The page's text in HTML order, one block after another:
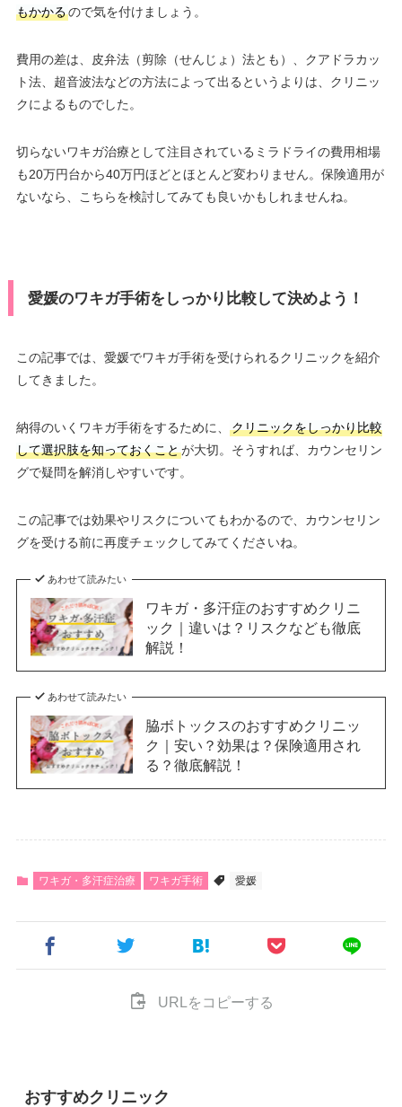
もかかるので気を付けましょう。
費用の差は、皮弁法（剪除（せんじょ）法とも）、クアドラカッ
ト法、超音波法などの方法によって出るというよりは、クリニッ
クによるものでした。
切らないワキガ治療として注目されているミラドライの費用相場
も20万円台から40万円ほどとほとんど変わりません。保険適用が
ないなら、こちらを検討してみても良いかもしれませんね。
愛媛のワキガ手術をしっかり比較して決めよう！
この記事では、愛媛でワキガ手術を受けられるクリニックを紹介
してきました。
納得のいくワキガ手術をするために、
クリニックをしっかり比較
して選択肢を知っておくことが大切。そうすれば、カウンセリン
グで疑問を解消しやすいです。
この記事では効果やリスクについてもわかるので、カウンセリン
グを受ける前に再度チェックしてみてくださいね。
あわせて読みたい
ワキガ・多汗症のおすすめクリニ
ック｜違いは？リスクなども徹底
解説！
あわせて読みたい
脇ボトックスのおすすめクリニッ
ク｜安い？効果は？保険適用され
る？徹底解説！
ワキガ・多汗症治療 ワキガ手術 愛媛
URLをコピーする
おすすめクリニック